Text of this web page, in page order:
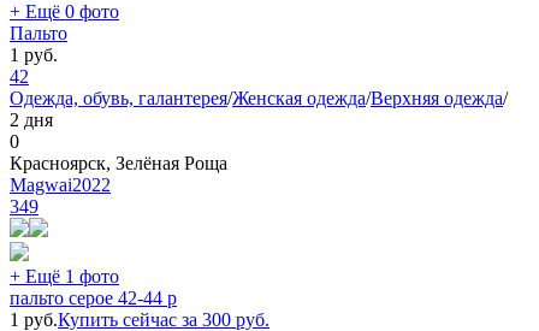
+ Ещё 0 фото
Пальто
1 руб.
42
Одежда, обувь, галантерея/Женская одежда/Верхняя одежда/
2 дня
0
Красноярск, Зелёная Роща
Magwai2022
349
+ Ещё 1 фото
пальто серое 42-44 р
1 руб.Купить сейчас за 300 руб.